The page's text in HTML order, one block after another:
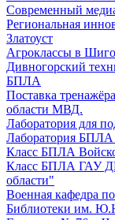
Современный
Региональная
Златоуст
Агроклассы в
Дивногорский
БПЛА
Поставка
области МВД.
Лаборатория для
Лаборатория
Класс БПЛА
Класс БПЛА ГАУ
области"
Военная кафедра
Библиотеки им.